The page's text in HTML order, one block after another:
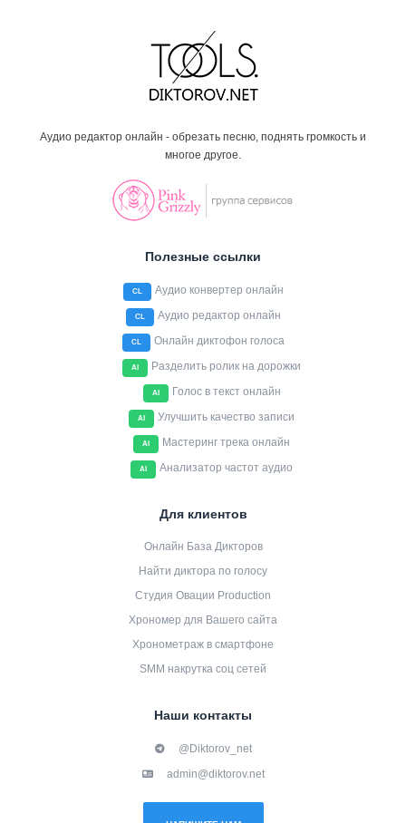
Аудио редактор онлайн - обрезать песню, поднять громкость и
многое другое.
Полезные ссылки
CL Аудио конвертер онлайн
CL Аудио редактор онлайн
CL Онлайн диктофон голоса
AI Разделить ролик на дорожки
AI Голос в текст онлайн
AI Улучшить качество записи
AI Мастеринг трека онлайн
AI Анализатор частот аудио
Для клиентов
Онлайн База Дикторов
Найти диктора по голосу
Студия Овации Production
Хрономер для Вашего сайта
Хронометраж в смартфоне
SMM накрутка соц сетей
Наши контакты
@Diktorov_net
admin@diktorov.net